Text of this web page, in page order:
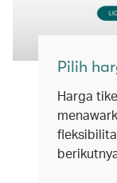
Pilih
Harga